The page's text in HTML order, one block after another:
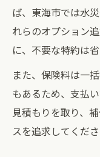
ば、東海市では水
れらのオプション
に、不要な特約は
また、保険料は一
もあるため、支払
見積もりを取り、
スを追求してくださ